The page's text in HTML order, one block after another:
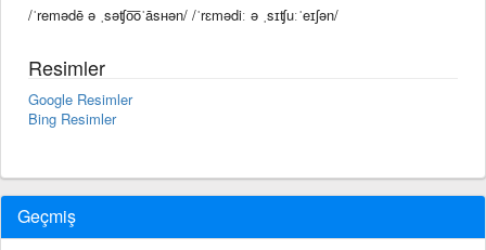
/ˈremədē ə ˌsəʧo͞oˈāsʜən/ /ˈrɛmədiː ə ˌsɪʧuːˈeɪʃən/
Resimler
Google Resimler
Bing Resimler
Geçmiş